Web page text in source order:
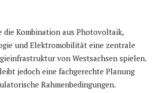
Kombination aus Photovoltaik,
und Elektromobilität eine zentrale
von Westsachsen spielen.
jedoch eine fachgerechte Planung
Rahmenbedingungen.